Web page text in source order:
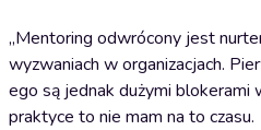
„Mentoring odwrócony jest
wyzwaniach w organizacjach.
ego są jednak dużymi blokerami
praktyce to nie mam na to czasu.